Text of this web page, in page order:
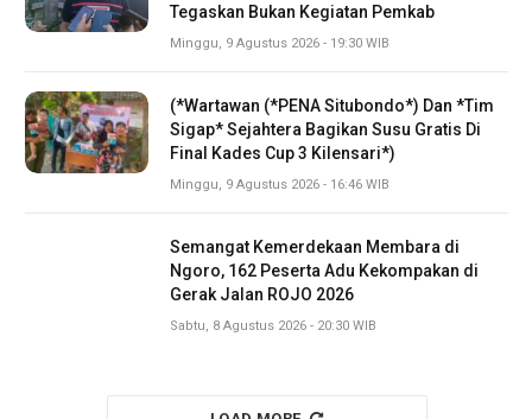
Tegaskan Bukan Kegiatan Pemkab
Minggu, 9 Agustus 2026 - 19:30 WIB
(*Wartawan (*PENA Situbondo*) Dan *Tim
Sigap* Sejahtera Bagikan Susu Gratis Di
Final Kades Cup 3 Kilensari*)
Minggu, 9 Agustus 2026 - 16:46 WIB
Semangat Kemerdekaan Membara di
Ngoro, 162 Peserta Adu Kekompakan di
Gerak Jalan ROJO 2026
Sabtu, 8 Agustus 2026 - 20:30 WIB